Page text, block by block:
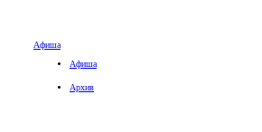
Афиша
Афиша
Архив